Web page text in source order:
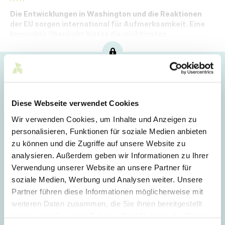
Diese Webseite verwendet Cookies
Wir verwenden Cookies, um Inhalte und Anzeigen zu
personalisieren, Funktionen für soziale Medien anbieten
zu können und die Zugriffe auf unsere Website zu
analysieren. Außerdem geben wir Informationen zu Ihrer
Verwendung unserer Website an unsere Partner für
soziale Medien, Werbung und Analysen weiter. Unsere
Partner führen diese Informationen möglicherweise mit
weiteren Daten zusammen, die Sie ihnen bereitgestellt
Die Entwicklungen in Washington und die Reaktionen
der EU sorgen international für Aufmerksamkeit. Eine
Hintergründe zum aktuellen Stand.
Login
E-Mail
Passwort